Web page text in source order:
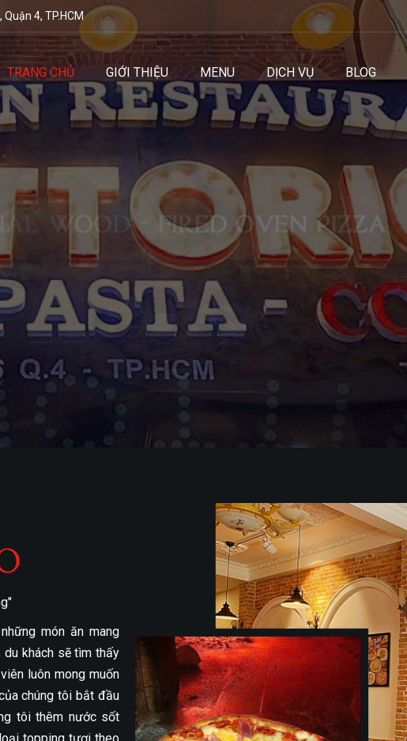
4, TP.HCM
TRANG CHỦ GIỚI THIỆU MENU DỊCH VỤ BLOG
món ăn mang
khách sẽ tìm thấy
luôn mong muốn
chúng tôi bắt đầu
tôi thêm nước sốt